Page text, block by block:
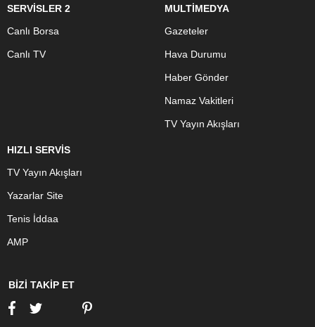
SERVİSLER 2
Canlı Borsa
Canlı TV
MULTİMEDYA
Gazeteler
Hava Durumu
Haber Gönder
Namaz Vakitleri
TV Yayın Akışları
HIZLI SERVİS
TV Yayın Akışları
Yazarlar Site
Tenis İddaa
AMP
BİZİ TAKİP ET